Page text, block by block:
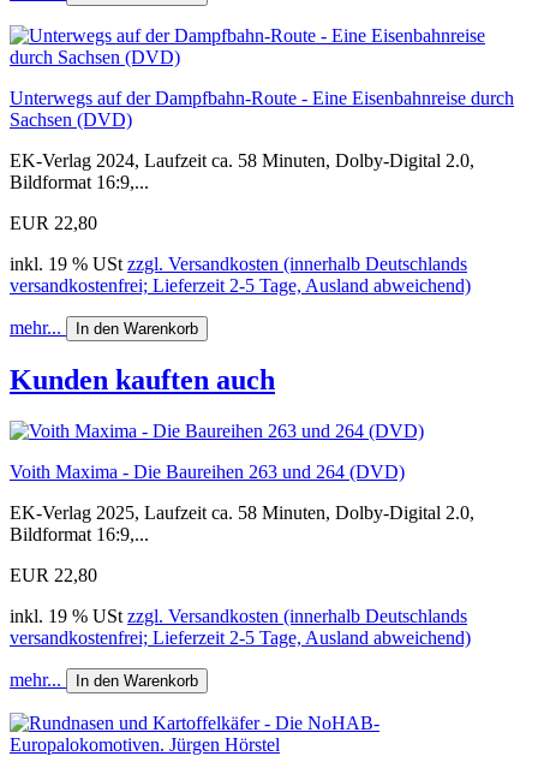
Unterwegs auf der Dampfbahn-Route - Eine Eisenbahnreise durch
Sachsen (DVD)
EK-Verlag 2024, Laufzeit ca. 58 Minuten, Dolby-Digital 2.0,
Bildformat 16:9,...
EUR 22,80
inkl. 19 % USt zzgl. Versandkosten (innerhalb Deutschlands
versandkostenfrei; Lieferzeit 2-5 Tage, Ausland abweichend)
mehr... In den Warenkorb
Kunden kauften auch
Voith Maxima - Die Baureihen 263 und 264 (DVD)
EK-Verlag 2025, Laufzeit ca. 58 Minuten, Dolby-Digital 2.0,
Bildformat 16:9,...
EUR 22,80
inkl. 19 % USt zzgl. Versandkosten (innerhalb Deutschlands
versandkostenfrei; Lieferzeit 2-5 Tage, Ausland abweichend)
mehr... In den Warenkorb